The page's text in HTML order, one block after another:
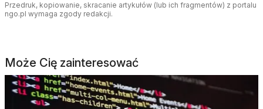
Przedruk, kopiowanie, skracanie artykułów (lub ich fragmentów) z portalu
ngo.pl wymaga zgody redakcji.
Może Cię zainteresować